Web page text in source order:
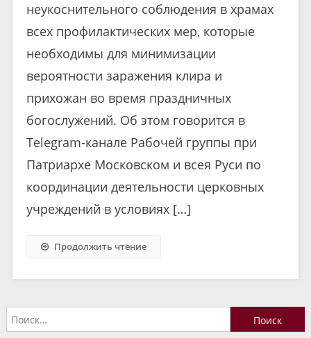
неукоснительного соблюдения в храмах
всех профилактических мер, которые
необходимы для минимизации
вероятности заражения клира и
прихожан во время праздничных
богослужений. Об этом говорится в
Telegram-канале Рабочей группы при
Патриархе Московском и всея Руси по
координации деятельности церковных
учреждений в условиях […]
Продолжить чтение
Найти: